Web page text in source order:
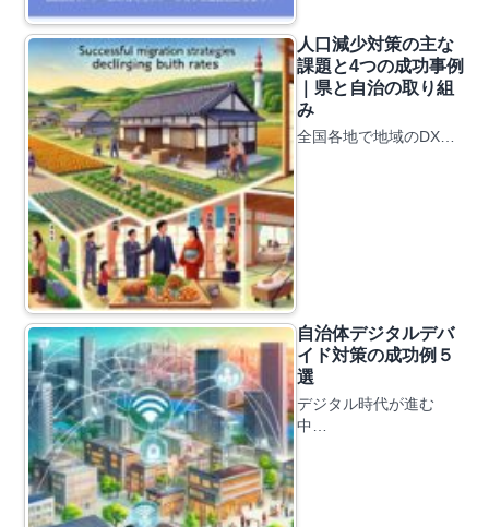
人口減少対策の主な
課題と4つの成功事例
｜県と自治の取り組
み
全国各地で地域のDX…
自治体デジタルデバ
イド対策の成功例５
選
デジタル時代が進む
中…